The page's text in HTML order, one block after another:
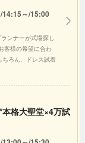
14:15～/15:00
ンナーが式場探し
客様の希望に合わ
ろん、ドレス試着
格大聖堂×4万試